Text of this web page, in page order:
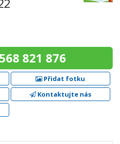
821 876
Přidat fotku
Kontaktujte nás